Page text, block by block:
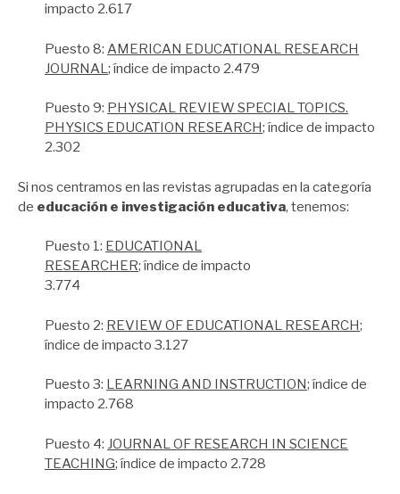
impacto 2.617
Puesto 8: AMERICAN EDUCATIONAL RESEARCH
JOURNAL ; índice de impacto 2.479
Puesto 9: PHYSICAL REVIEW SPECIAL TOPICS.
PHYSICS EDUCATION RESEARCH; índice de impacto
2.302
Si nos centramos en las revistas agrupadas en la categoría
de educación e investigación educativa, tenemos:
Puesto 1: EDUCATIONAL
RESEARCHER; índice de impacto
3.774
Puesto 2: REVIEW OF EDUCATIONAL RESEARCH;
índice de impacto 3.127
Puesto 3: LEARNING AND INSTRUCTION; índice de
impacto 2.768
Puesto 4: JOURNAL OF RESEARCH IN SCIENCE
TEACHING; índice de impacto 2.728